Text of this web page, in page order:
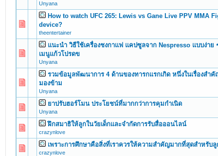
Unyana
How to watch UFC 265: Lewis vs Gane Live PPV MMA
device?
theentertainer
0 Vote(s) - 0 out of 5 in Average
แนะนำ วิธีใช้เครื่องชงกาแฟ แคปซูลจาก Nespresso แบบง่าย
เมนูแก้วโปรดข
Unyana
0 Vote(s) - 0 out of 5 in Average
รวมข้อมูลพัฒนาการ 4 ด้านของทารกแรกเกิด หนึ่งในเรื่องส
มองข้าม
Unyana
0 Vote(s) - 0 out of 5 in Average
ยาปรับฮอร์โมน ประโยชน์ที่มากกว่าการคุมกำเนิด
Unyana
0 Vote(s) - 0 out of 5 in Average
123 45
ฝึกสมาธิให้ลูกในวัยเด็กและจำกัดการรับสื่อออนไลน์
crazynlove
0 Vote(s) - 0 out of 5 in Average
1 2345
เพราะการศึกษาคือสิ่งที่เราควรให้ความสำคัญมากที่สุดสำหรับลู
crazynlove
0 Vote(s) - 0 out of 5 in Average
12345